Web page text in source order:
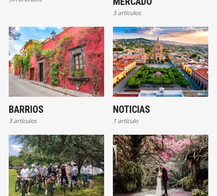
3 artículos
BARRIOS
3 artículos
NOTICIAS
1 artículo